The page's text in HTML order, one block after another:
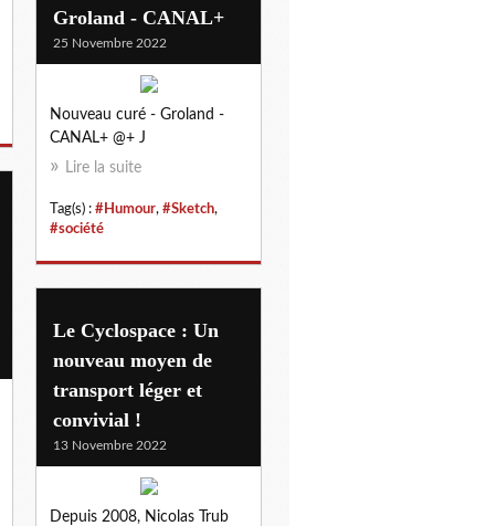
Groland - CANAL+
25 Novembre 2022
Nouveau curé - Groland -
CANAL+ @+ J
Lire la suite
Tag(s) : #Humour, #Sketch,
#société
Le Cyclospace : Un
nouveau moyen de
transport léger et
convivial !
13 Novembre 2022
Depuis 2008, Nicolas Trub